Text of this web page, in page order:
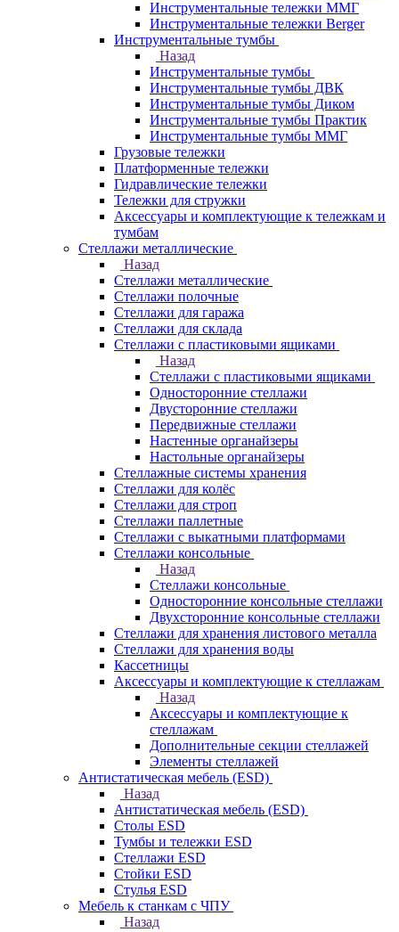
Инструментальные тележки ММГ
Инструментальные тележки Berger
Инструментальные тумбы
Назад
Инструментальные тумбы
Инструментальные тумбы ДВК
Инструментальные тумбы Диком
Инструментальные тумбы Практик
Инструментальные тумбы ММГ
Грузовые тележки
Платформенные тележки
Гидравлические тележки
Тележки для стружки
Аксесcуары и комплектующие к тележкам и
тумбам
Стеллажи металлические
Назад
Стеллажи металлические
Стеллажи полочные
Стеллажи для гаража
Стеллажи для склада
Стеллажи с пластиковыми ящиками
Назад
Стеллажи с пластиковыми ящиками
Односторонние стеллажи
Двусторонние стеллажи
Передвижные стеллажи
Настенные органайзеры
Настольные органайзеры
Стеллажные системы хранения
Стеллажи для колёс
Стеллажи для строп
Стеллажи паллетные
Стеллажи с выкатными платформами
Стеллажи консольные
Назад
Стеллажи консольные
Односторонние консольные стеллажи
Двухсторонние консольные стеллажи
Стеллажи для хранения листового металла
Стеллажи для хранения воды
Кассетницы
Аксесcуары и комплектующие к стеллажам
Назад
Аксесcуары и комплектующие к
стеллажам
Дополнительные секции стеллажей
Элементы стеллажей
Антистатическая мебель (ESD)
Назад
Антистатическая мебель (ESD)
Столы ESD
Тумбы и тележки ESD
Стеллажи ESD
Стойки ESD
Стулья ESD
Мебель к станкам с ЧПУ
Назад